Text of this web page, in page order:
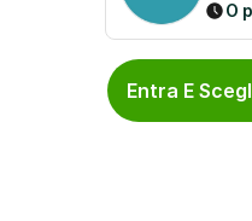
O
Entra E